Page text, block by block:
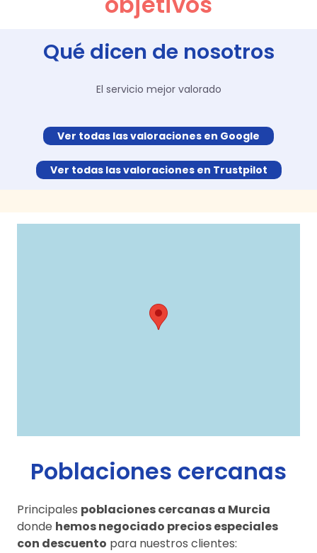
Qué dicen de nosotros
El servicio mejor valorado
Ver todas las valoraciones en Google
Ver todas las valoraciones en Trustpilot
Poblaciones cercanas
Principales poblaciones cercanas a Murcia
donde hemos negociado precios especiales
con descuento para nuestros clientes: